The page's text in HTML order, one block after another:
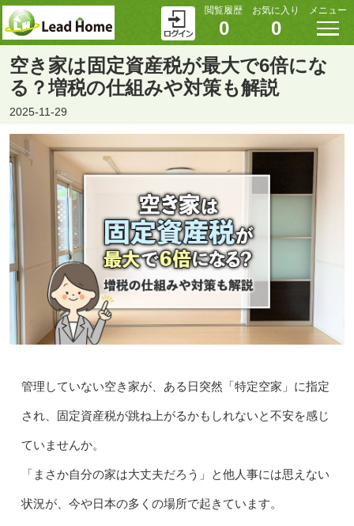
閲覧履歴
0
お気に入り
0
メニュー
空き家は固定資産税が最大で6倍にな
る？増税の仕組みや対策も解説
2025-11-29
管理していない空き家が、ある日突然「特定空家」に指定
され、固定資産税が跳ね上がるかもしれないと不安を感じ
ていませんか。
「まさか自分の家は大丈夫だろう」と他人事には思えない
状況が、今や日本の多くの場所で起きています。